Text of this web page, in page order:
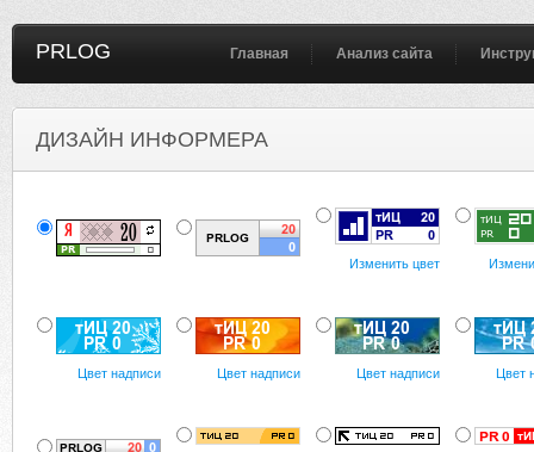
PRLOG Главная Анализ сайта
ДИЗАЙН ИНФОРМЕРА
Изменить цвет
Цвет надписи Цвет надписи Цвет надписи Цвет